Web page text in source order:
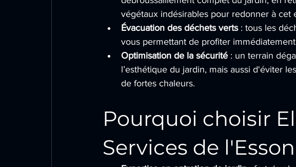
végétaux indésirables pour redonner à cet
Évacuation des déchets verts : tous les
vous permettant de profiter
Optimisation de la sécurité : un terrain
l’esthétique du jardin, mais aussi d'éviter
de fortes chaleurs.
Pourquoi choisir
Services de